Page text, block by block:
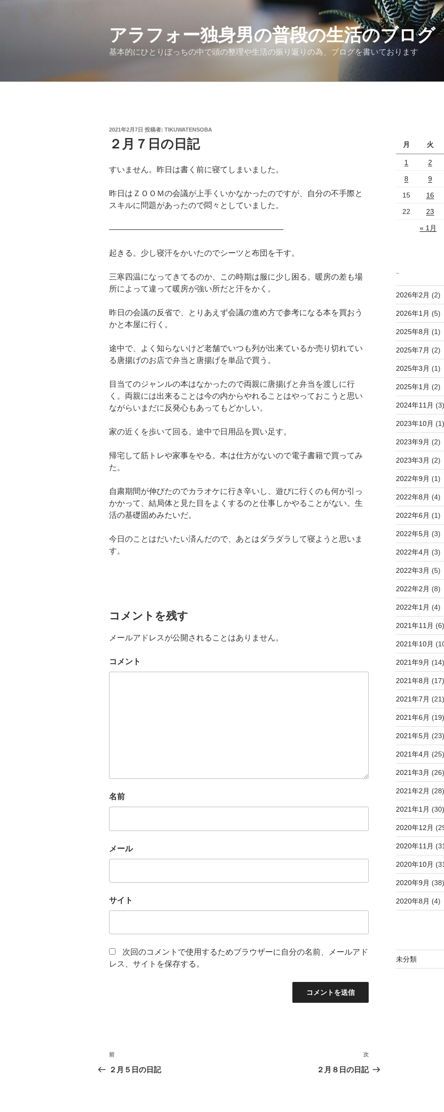
アラフォー独身男の普段の生活のブログ
基本的にひとりぼっちの中で頭の整理や生活の振り返りの為、ブログを書いております
投
日:
2021年2月7日 投稿者: TIKUWATENSOBA
２月７日の日記
すいません。昨日は書く前に寝てしまいました。
昨日はＺＯＯＭの会議が上手くいかなかったのですが、自分の不手際と
スキルに問題があったので悶々としていました。
――――――――――――――――――――――
起きる。少し寝汗をかいたのでシーツと布団を干す。
三寒四温になってきてるのか、この時期は服に少し困る。暖房の差も場
所によって違って暖房が強い所だと汗をかく。
昨日の会議の反省で、とりあえず会議の進め方で参考になる本を買おう
かと本屋に行く。
途中で、よく知らないけど老舗でいつも列が出来ているか売り切れてい
る唐揚げのお店で弁当と唐揚げを単品で買う。
目当てのジャンルの本はなかったので両親に唐揚げと弁当を渡しに行
く。両親には出来ることは今の内からやれることはやっておこうと思い
ながらいまだに反発心もあってもどかしい。
家の近くを歩いて回る。途中で日用品を買い足す。
帰宅して筋トレや家事をやる。本は仕方がないので電子書籍で買ってみ
た。
自粛期間が伸びたのでカラオケに行き辛いし、遊びに行くのも何か引っ
かかって、結局体と見た目をよくするのと仕事しかやることがない。生
活の基礎固めみたいだ。
今日のことはだいたい済んだので、あとはダラダラして寝ようと思いま
す。
コメントを残す
メールアドレスが公開されることはありません。
コメント
名前
メール
サイト
次回のコメントで使用するためブラウザーに自分の名前、メールアド
レス、サイトを保存する。
投
稿
過
去
前
２月５日の日記
の
次
２月８日の日記
月
火
1 2
8 9
15 16
22 23
« 1月
2026年2月 (2)
2026年1月 (5)
2025年8月 (1)
2025年7月 (2)
2025年3月 (1)
2025年1月 (2)
2024年11月 (3)
2023年10月 (1)
2023年9月 (2)
2023年3月 (2)
2022年9月 (1)
2022年8月 (4)
2022年6月 (1)
2022年5月 (3)
2022年4月 (3)
2022年3月 (5)
2022年2月 (8)
2022年1月 (4)
2021年11月 (6)
2021年10月
2021年9月 (14)
2021年8月 (17)
2021年7月 (21)
2021年6月 (19)
2021年5月 (23)
2021年4月 (25)
2021年3月 (26)
2021年2月 (28)
2021年1月 (30)
2020年12月
2020年11月
2020年10月
2020年9月 (38)
2020年8月 (4)
未分類